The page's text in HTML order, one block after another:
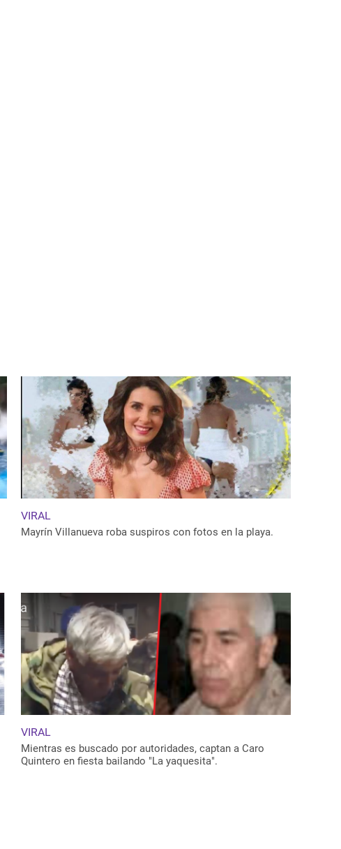
VIRAL
Mayrín Villanueva roba suspiros con fotos en la playa.
VIRAL
Mientras es buscado por autoridades, captan a Caro
Quintero en fiesta bailando "La yaquesita".